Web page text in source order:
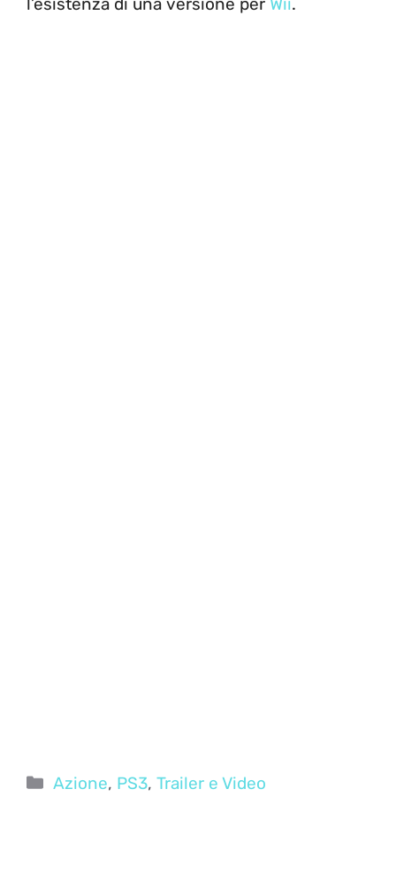
Categorie
Azione, PS3,Trailer e Video